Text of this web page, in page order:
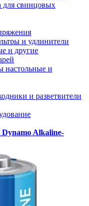
для свинцовых
и удлинители
и другие
настольные и
и разветвители
Alkaline-